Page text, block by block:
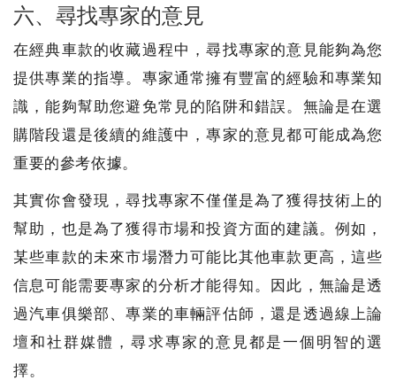
六、尋找專家的意見
在經典車款的收藏過程中，尋找專家的意見能夠為您
提供專業的指導。專家通常擁有豐富的經驗和專業知
識，能夠幫助您避免常見的陷阱和錯誤。無論是在選
購階段還是後續的維護中，專家的意見都可能成為您
重要的參考依據。
其實你會發現，尋找專家不僅僅是為了獲得技術上的
幫助，也是為了獲得市場和投資方面的建議。例如，
某些車款的未來市場潛力可能比其他車款更高，這些
信息可能需要專家的分析才能得知。因此，無論是透
過汽車俱樂部、專業的車輛評估師，還是透過線上論
壇和社群媒體，尋求專家的意見都是一個明智的選
擇。